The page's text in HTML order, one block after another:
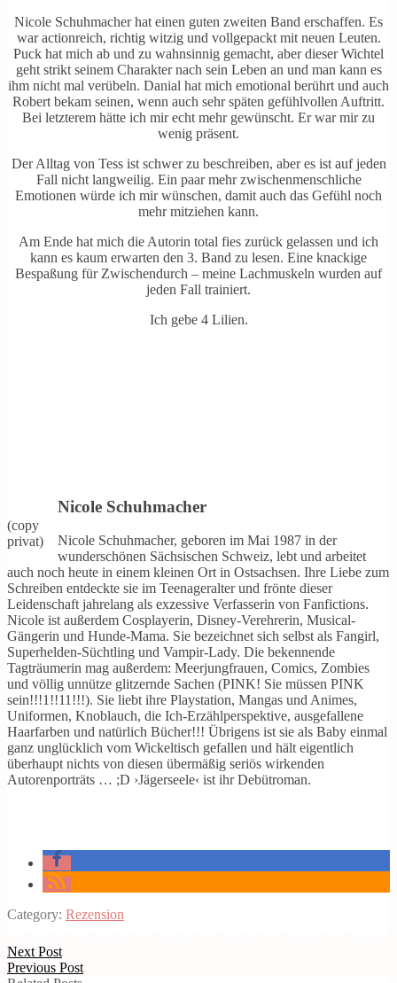
Nicole Schuhmacher hat einen guten zweiten Band erschaffen. Es
war actionreich, richtig witzig und vollgepackt mit neuen Leuten.
Puck hat mich ab und zu wahnsinnig gemacht, aber dieser Wichtel
geht strikt seinem Charakter nach sein Leben an und man kann es
ihm nicht mal verübeln. Danial hat mich emotional berührt und auch
Robert bekam seinen, wenn auch sehr späten gefühlvollen Auftritt.
Bei letzterem hätte ich mir echt mehr gewünscht. Er war mir zu
wenig präsent.
Der Alltag von Tess ist schwer zu beschreiben, aber es ist auf jeden
Fall nicht langweilig. Ein paar mehr zwischenmenschliche
Emotionen würde ich mir wünschen, damit auch das Gefühl noch
mehr mitziehen kann.
Am Ende hat mich die Autorin total fies zurück gelassen und ich
kann es kaum erwarten den 3. Band zu lesen. Eine knackige
Bespaßung für Zwischendurch – meine Lachmuskeln wurden auf
jeden Fall trainiert.
Ich gebe 4 Lilien.
(copy
privat)
Nicole Schuhmacher
Nicole Schuhmacher, geboren im Mai 1987 in der
wunderschönen Sächsischen Schweiz, lebt und arbeitet
auch noch heute in einem kleinen Ort in Ostsachsen. Ihre Liebe zum
Schreiben entdeckte sie im Teenageralter und frönte dieser
Leidenschaft jahrelang als exzessive Verfasserin von Fanfictions.
Nicole ist außerdem Cosplayerin, Disney-Verehrerin, Musical-
Gängerin und Hunde-Mama. Sie bezeichnet sich selbst als Fangirl,
Superhelden-Süchtling und Vampir-Lady. Die bekennende
Tagträumerin mag außerdem: Meerjungfrauen, Comics, Zombies
und völlig unnütze glitzernde Sachen (PINK! Sie müssen PINK
sein!!!1!!11!!!). Sie liebt ihre Playstation, Mangas und Animes,
Uniformen, Knoblauch, die Ich-Erzählperspektive, ausgefallene
Haarfarben und natürlich Bücher!!! Übrigens ist sie als Baby einmal
ganz unglücklich vom Wickeltisch gefallen und hält eigentlich
überhaupt nichts von diesen übermäßig seriös wirkenden
Autorenporträts … ;D ›Jägerseele‹ ist ihr Debütroman.
Category: Rezension
Next Post
Previous Post